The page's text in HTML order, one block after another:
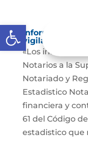
Abrir barra de
Informes a
vigilancia y
«Los informes
Notarios a la
Notariado y
Estadistico
financiera y
61 del Código
estadistico que